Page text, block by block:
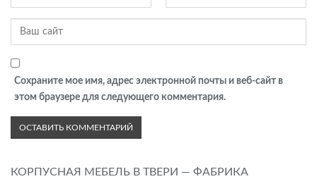
Сохраните мое имя, адрес электронной почты и веб-сайт в
этом браузере для следующего комментария.
КОРПУСНАЯ МЕБЕЛЬ В ТВЕРИ — ФАБРИКА